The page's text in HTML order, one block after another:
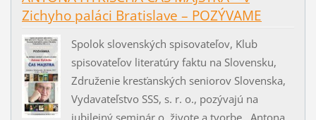
Zichyho paláci Bratislave – POZÝVAME
Spolok slovenských spisovateľov, Klub
spisovateľov literatúry faktu na Slovensku,
Združenie kresťanských seniorov Slovenska,
Vydavateľstvo SSS, s. r. o., pozývajú na